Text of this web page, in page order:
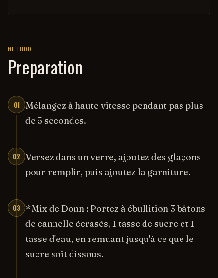
METHOD
Preparation
01
Mélangez à haute vitesse pendant pas plus
de 5 secondes.
02 Versez dans un verre, ajoutez des glaçons
pour remplir, puis ajoutez la garniture.
03 *Mix de Donn : Portez à ébullition 3 bâtons
de cannelle écrasés, 1 tasse de sucre et 1
tasse d'eau, en remuant jusqu'à ce que le
sucre soit dissous.